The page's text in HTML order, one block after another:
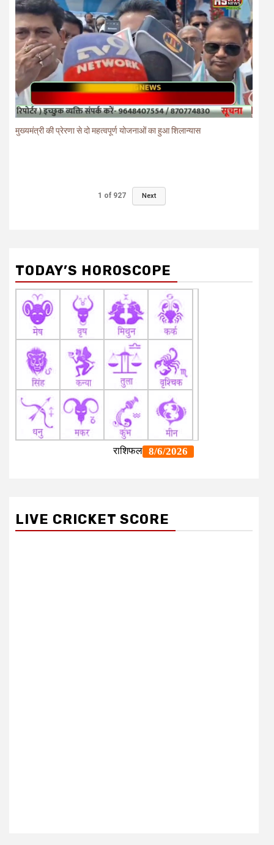
मुख्यमंत्री की प्रेरणा से दो महत्वपूर्ण योजनाओं का हुआ शिलान्यास
1 of 927 Next
TODAY’S HOROSCOPE
LIVE CRICKET SCORE